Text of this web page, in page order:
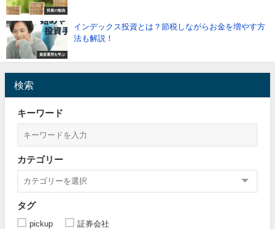
投資の勉強
資産運用を学ぶ
インデックス投資とは？節税しながらお金を増やす方
法も解説！
検索
キーワード
カテゴリー
タグ
pickup 証券会社